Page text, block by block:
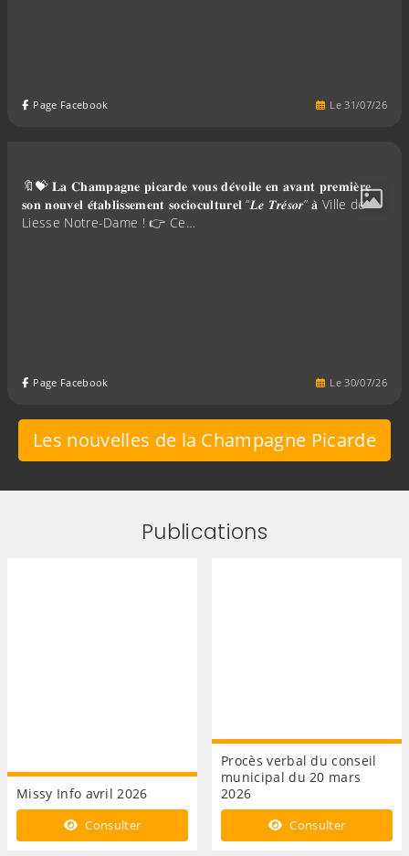
Le31/07/26
Page Facebook
🔖💝 𝐋𝐚 𝐂𝐡𝐚𝐦𝐩𝐚𝐠𝐧𝐞 𝐩𝐢𝐜𝐚𝐫𝐝𝐞 𝐯𝐨𝐮𝐬 𝐝𝐞́𝐯𝐨𝐢𝐥𝐞 𝐞𝐧 𝐚𝐯𝐚𝐧𝐭 𝐩𝐫𝐞𝐦𝐢𝐞̀𝐫𝐞
𝐬𝐨𝐧 𝐧𝐨𝐮𝐯𝐞𝐥 𝐞́𝐭𝐚𝐛𝐥𝐢𝐬𝐬𝐞𝐦𝐞𝐧𝐭 𝐬𝐨𝐜𝐢𝐨𝐜𝐮𝐥𝐭𝐮𝐫𝐞𝐥 “𝑳𝒆 𝑻𝒓𝒆́𝒔𝒐𝒓” 𝐚̀ Ville de
Liesse Notre-Dame ! 👉 Ce…
Le30/07/26
Page Facebook
Les nouvelles de la Champagne Picarde
Publications
Missy Info avril 2026
Consulter
Procès verbal du conseil
municipal du 20 mars
2026
Consulter